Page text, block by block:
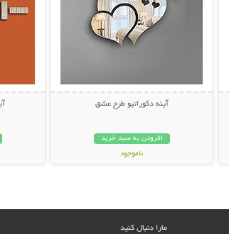
آینه دکوراتیو طرح عشق
افزودن به سبد خرید
ناموجود
مارا دنبال کنید